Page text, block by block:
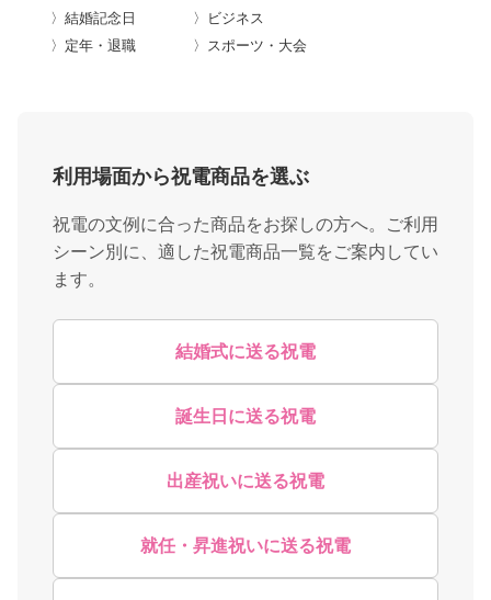
〉結婚記念日
〉ビジネス
〉定年・退職
〉スポーツ・大会
利用場面から祝電商品を選ぶ
祝電の文例に合った商品をお探しの方へ。ご利用
シーン別に、適した祝電商品一覧をご案内してい
ます。
結婚式に送る祝電
誕生日に送る祝電
出産祝いに送る祝電
就任・昇進祝いに送る祝電